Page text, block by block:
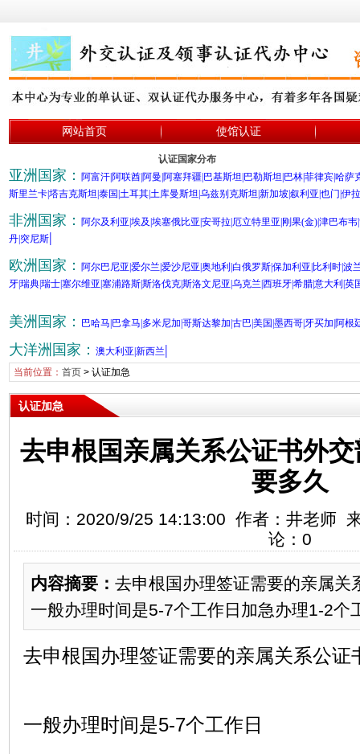
网站首页 使馆认证
认证国家分布
亚洲国家： 阿富汗| 阿联酋| 阿曼 阿塞拜疆 巴基斯坦 巴勒斯坦 巴林|菲律宾|哈萨
斯里兰卡|塔吉克斯坦 泰国 土耳其|土库曼斯坦 乌兹别克斯坦 新加坡|叙利亚 也门 伊
非洲国家： 阿尔及利亚 埃及 埃塞俄比亚 安哥拉| 厄立特里亚 刚果(金)|津巴布韦|
丹| 突尼斯|
欧洲国家：
阿尔巴尼亚 爱尔兰 爱沙尼亚 奥地利 白俄罗斯|保加利亚 比利时|波
牙|瑞典|瑞士|塞尔维亚 塞浦路斯|斯洛伐克|斯洛文尼亚 乌克兰 西班牙|希腊|意大利 英
美洲国家： 巴哈马 巴拿马 多米尼加 哥斯达黎加 古巴 美国 墨西哥| 牙买加 阿根
大洋洲国家： 澳大利亚 新西兰|
当前位置： 首页> 认证加急
认证加急
去申根国亲属关系公证书外
要多久
时间：2020/9/25 14:13:00 作者：井老师
论：0
内容摘要： 去申根国办理签证需要的亲属关
一般办理时间是5-7个工作日加急办理1-2个
去申根国办理签证需要的亲属关系公证
一般办理时间是5-7个工作日